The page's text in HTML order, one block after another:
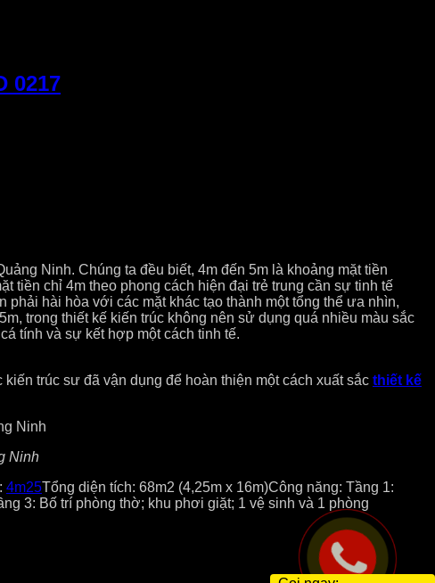
0217
Ninh. Chúng ta đều biết, 4m đến 5m là khoảng mặt tiền
tiền chỉ 4m theo phong cách hiện đại trẻ trung cần sự tinh tế
hài hòa với các mặt khác tạo thành một tổng thể ưa nhìn,
trong thiết kế kiến trúc không nên sử dụng quá nhiều màu sắc
tính và sự kết hợp một cách tinh tế.
trúc sư đã vận dụng để hoàn thiện một cách xuất sắc thiết kế
Ninh
4m25Tổng diện tích: 68m2 (4,25m x 16m)Công năng: Tầng 1:
3: Bố trí phòng thờ; khu phơi giặt; 1 vệ sinh và 1 phòng